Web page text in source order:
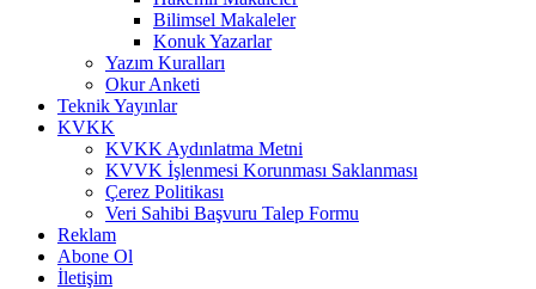
Bilimsel Makaleler
Konuk Yazarlar
Yazım Kuralları
Okur Anketi
Teknik Yayınlar
KVKK
KVKK Aydınlatma Metni
KVVK İşlenmesi Korunması Saklanması
Çerez Politikası
Veri Sahibi Başvuru Talep Formu
Reklam
Abone Ol
İletişim